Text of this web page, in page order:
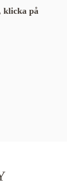
klicka på